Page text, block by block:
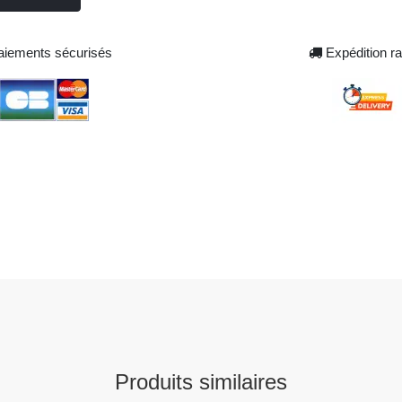
sécurisés Expédition
Produits similaires